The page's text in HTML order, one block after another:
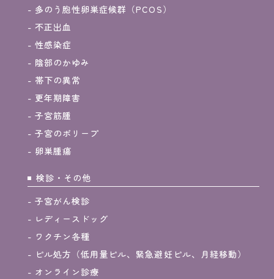
多のう胞性卵巣症候群（PCOS）
不正出血
性感染症
陰部のかゆみ
帯下の異常
更年期障害
子宮筋腫
子宮のポリープ
卵巣腫瘍
検診・その他
子宮がん検診
レディースドッグ
ワクチン各種
ピル処方（低用量ピル、緊急避妊ピル、月経移動）
オンライン診療